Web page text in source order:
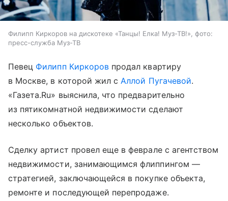
Филипп Киркоров на дискотеке «Танцы! Елка! Муз-ТВ!», фото:
пресс-служба Муз-ТВ
Певец Филипп Киркоров продал квартиру
в Москве, в которой жил сАллой Пугачевой.
«Газета.Ru» выяснила, что предварительно
из пятикомнатной недвижимости сделают
несколько объектов.
Сделку артист провел еще в феврале с агентством
недвижимости, занимающимся флиппингом —
стратегией, заключающейся в покупке объекта,
ремонте и последующей перепродаже.